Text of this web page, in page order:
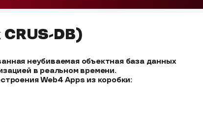
DB)
неубиваемая объектная база данных
в реальном времени.
Web4 Apps из коробки: